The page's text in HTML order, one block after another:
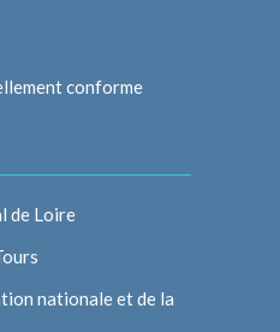
conforme
de Loire
nationale et de la